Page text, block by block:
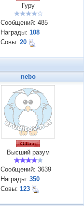
Гуру
Сообщений: 485
Награды: 108
Совы: 20
nebo
Высший разум
Сообщений: 3639
Награды: 350
Совы: 123